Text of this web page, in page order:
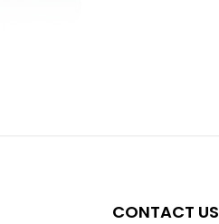
CONTACT US